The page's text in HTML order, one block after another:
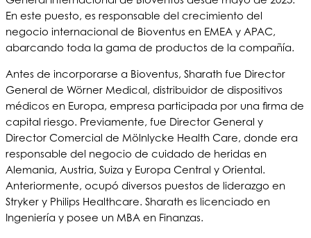
En este puesto, es responsable del crecimiento del
negocio internacional de Bioventus en EMEA y APAC,
abarcando toda la gama de productos de la compañía.
Antes de incorporarse a Bioventus, Sharath fue Director
General de Wörner Medical, distribuidor de dispositivos
médicos en Europa, empresa participada por una firma de
capital riesgo. Previamente, fue Director General y
Director Comercial de Mölnlycke Health Care, donde era
responsable del negocio de cuidado de heridas en
Alemania, Austria, Suiza y Europa Central y Oriental.
Anteriormente, ocupó diversos puestos de liderazgo en
Stryker y Philips Healthcare. Sharath es licenciado en
Ingeniería y posee un MBA en Finanzas.